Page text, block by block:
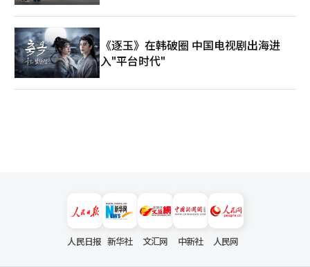
《逐玉》在韩破圈 中国电视剧出海进
入"平台时代"
人民日报 新华社 文汇网 中新社 人民网